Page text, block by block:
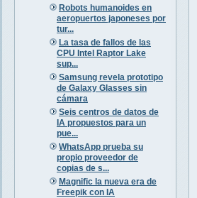
Robots humanoides en
aeropuertos japoneses por
tur...
La tasa de fallos de las
CPU Intel Raptor Lake
sup...
Samsung revela prototipo
de Galaxy Glasses sin
cámara
Seis centros de datos de
IA propuestos para un
pue...
WhatsApp prueba su
propio proveedor de
copias de s...
Magnific la nueva era de
Freepik con IA